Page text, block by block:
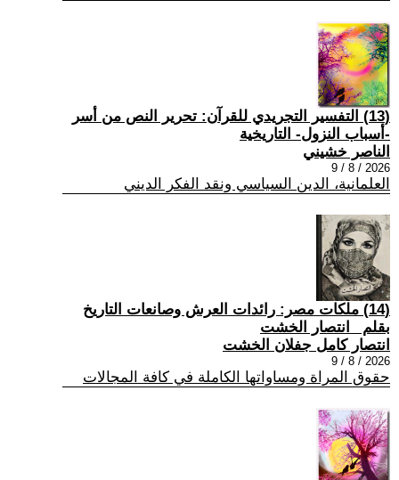
(13) التفسير التجريدي للقرآن: تحرير النص من أسر
-أسباب النزول- التاريخية
الناصر خشيني
2026 / 8 / 9
العلمانية، الدين السياسي ونقد الفكر الديني
(14) ملكات مصر: رائدات العرش وصانعات التاريخ
بقلم _انتصار الخشت
انتصار كامل جفلان الخشت
2026 / 8 / 9
حقوق المراة ومساواتها الكاملة في كافة المجالات